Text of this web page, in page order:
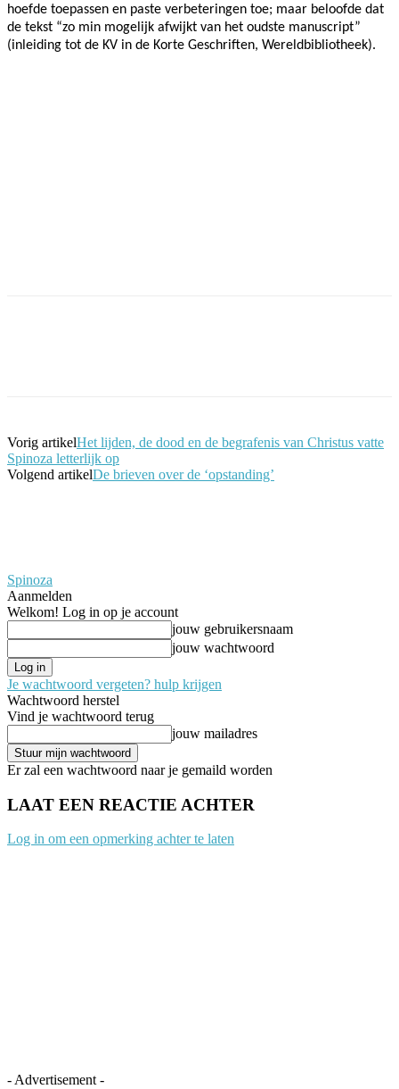
hoefde toepassen en paste verbeteringen toe; maar beloofde dat
de tekst “zo min mogelijk afwijkt van het oudste manuscript”
(inleiding tot de KV in de Korte Geschriften, Wereldbibliotheek).
Vorig artikelHet lijden, de dood en de begrafenis van Christus vatte
Spinoza letterlijk op
Volgend artikelDe brieven over de ‘opstanding’
Spinoza
Aanmelden
Welkom! Log in op je account
jouw gebruikersnaam
jouw wachtwoord
Je wachtwoord vergeten? hulp krijgen
Wachtwoord herstel
Vind je wachtwoord terug
jouw mailadres
Er zal een wachtwoord naar je gemaild worden
LAAT EEN REACTIE ACHTER
Log in om een opmerking achter te laten
- Advertisement -